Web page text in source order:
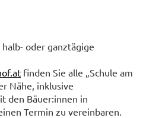
oder ganztägige
finden Sie alle „Schule am
Nähe, inklusive
den Bäuer:innen in
Termin zu vereinbaren.